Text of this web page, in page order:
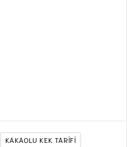
KAKAOLU KEK TARIFI